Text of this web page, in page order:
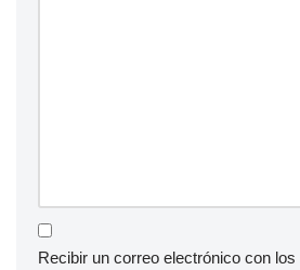
Recibir un correo electrónico con los